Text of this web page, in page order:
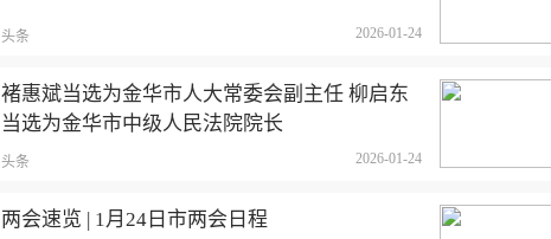
头条 2026-01-24
褚惠斌当选为金华市人大常委会副主任 柳启东
当选为金华市中级人民法院院长
头条 2026-01-24
两会速览 | 1月24日市两会日程